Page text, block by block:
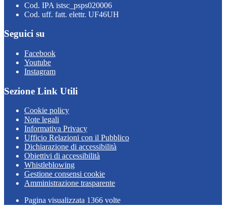
Cod. IPA istsc_psps020006
Cod. uff. fatt. elettr. UF46UH
Seguici su
Facebook
Youtube
Instagram
Sezione Link Utili
Cookie policy
Note legali
Informativa Privacy
Ufficio Relazioni con il Pubblico
Dichiarazione di accessibilità
Obiettivi di accessibilità
Whistleblowing
Gestione consensi cookie
Amministrazione trasparente
Pagina visualizzata 1366 volte